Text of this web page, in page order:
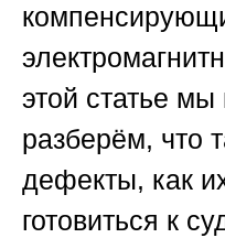
этой статье
разберём, что
дефекты, как
готовиться к